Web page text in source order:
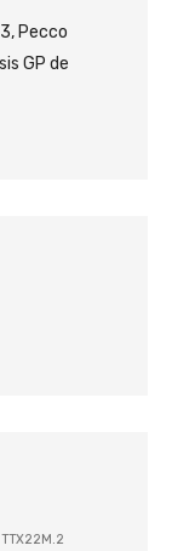
Pecco
GP de